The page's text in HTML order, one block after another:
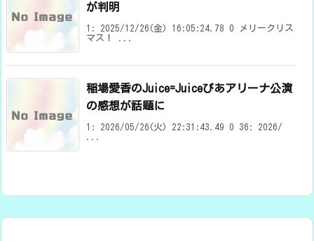
が判明
1: 2025/12/26(金) 16:05:24.78 0 メリークリス
マス！ ...
稲場愛香のJuice=Juiceぴあアリーナ公演
の感想が話題に
1: 2026/05/26(火) 22:31:43.49 0 36: 2026/
...